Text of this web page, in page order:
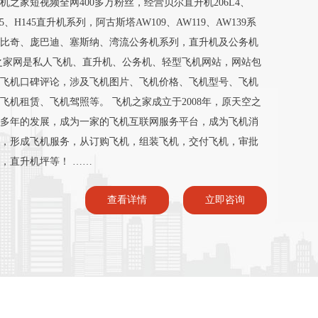
家短视频全网400多万粉丝，经营贝尔直升机206L4、
H145直升机系列，阿古斯塔AW109、AW119、AW139系
奇、庞巴迪、塞斯纳、湾流公务机系列，直升机及公务机
网是私人飞机、直升机、公务机、轻型飞机网站，网站包
机口碑评论，涉及飞机图片、飞机价格、飞机型号、飞机
机租赁、飞机驾照等。 飞机之家成立于2008年，原天空之
年的发展，成为一家的飞机互联网服务平台，成为飞机消
形成飞机服务，从订购飞机，组装飞机，交付飞机，审批
，直升机坪等！ ……
立即咨询
查看详情